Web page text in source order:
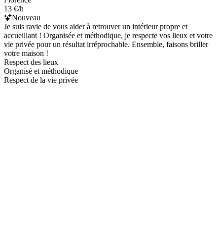
13 €/h
Nouveau
Je suis ravie de vous aider à retrouver un intérieur propre et
accueillant ! Organisée et méthodique, je respecte vos lieux et votre
vie privée pour un résultat irréprochable. Ensemble, faisons briller
votre maison !
Respect des lieux
Organisé et méthodique
Respect de la vie privée